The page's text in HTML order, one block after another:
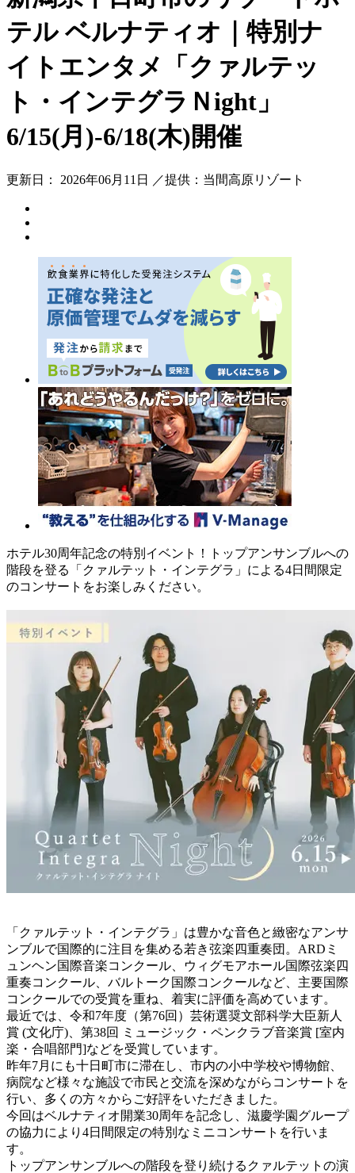
テル ベルナティオ｜特別ナ
イトエンタメ「クァルテッ
ト・インテグラＮight」
6/15(月)-6/18(木)開催
更新日： 2026年06月11日 ／提供：当間高原リゾート
ホテル30周年記念の特別イベント！トップアンサンブルへの
階段を登る「クァルテット・インテグラ」による4日間限定
のコンサートをお楽しみください。
「クァルテット・インテグラ」は豊かな音色と緻密なアンサ
ンブルで国際的に注目を集める若き弦楽四重奏団。ARDミ
ュンヘン国際音楽コンクール、ウィグモアホール国際弦楽四
重奏コンクール、バルトーク国際コンクールなど、主要国際
コンクールでの受賞を重ね、着実に評価を高めています。
最近では、令和7年度（第76回）芸術選奨文部科学大臣新人
賞 (文化庁)、第38回 ミュージック・ペンクラブ音楽賞 [室内
楽・合唱部門]などを受賞しています。
昨年7月にも十日町市に滞在し、市内の小中学校や博物館、
病院など様々な施設で市民と交流を深めながらコンサートを
行い、多くの方々からご好評をいただきました。
今回はベルナティオ開業30周年を記念し、滋慶学園グループ
の協力により4日間限定の特別なミニコンサートを行いま
す。
トップアンサンブルへの階段を登り続けるクァルテットの演